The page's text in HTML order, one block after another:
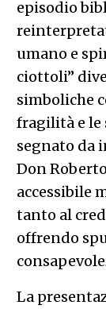
episodio
umano e
ciottoli”
simboliche
fragilità e le
segnato da
Don
accessibile
tanto al
offrendo
La